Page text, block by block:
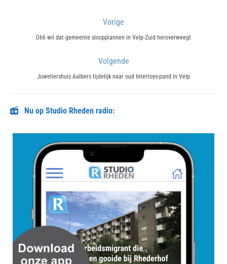
navigatie
Vorige
Previous
D66 wil dat gemeente sloopplannen in Velp-Zuid heroverweegt
Volgende
Next
Juweliershuis Aalbers tijdelijk naar oud Intertoys-pand in Velp
Nu op Studio Rheden radio: